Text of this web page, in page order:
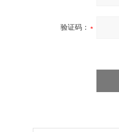
验证码：